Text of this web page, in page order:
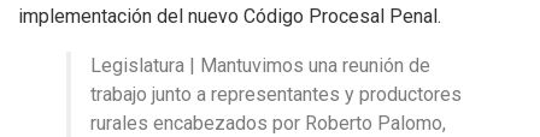
implementación del nuevo Código Procesal Penal.
Legislatura | Mantuvimos una reunión de
trabajo junto a representantes y productores
rurales encabezados por Roberto Palomo,